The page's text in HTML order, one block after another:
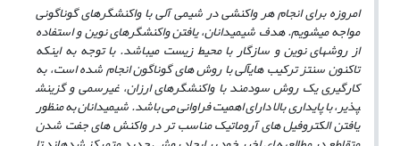
امروزهبرای انجام هر واکنشی در شیمی آلی با واکنشگرهای گوناگونی
مواجه میشویم. هدف شیمیدانان، یافتنواکنشگرهای نوین و استفاده
از روشهای نوین و سازگار با محیط زیست میباشد. با توجه به­اینکه
تاکنون سنتز ترکیب هایآلی با روش­ های گوناگون انجام شده است، به
کارگیری یک روش سودمند با واکنشگرهای ارزان، غیرسمی و گزینش
پذیر، با پایداری بالا دارای اهمیت فراوانی می­ باشد. شیمیدانان به منظور
یافتن الکتروفیل های آروماتیک مناسب تر در واکنش های جفت شدن